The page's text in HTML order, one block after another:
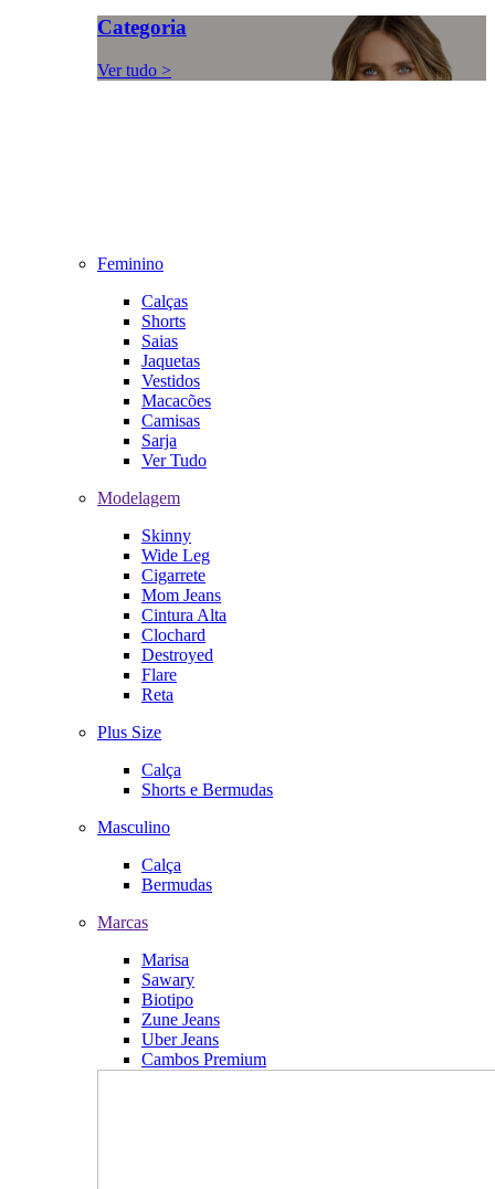
Categoria
Ver tudo >
Feminino
Calças
Shorts
Saias
Jaquetas
Vestidos
Macacões
Camisas
Sarja
Ver Tudo
Modelagem
Skinny
Wide Leg
Cigarrete
Mom Jeans
Cintura Alta
Clochard
Destroyed
Flare
Reta
Plus Size
Calça
Shorts e Bermudas
Masculino
Calça
Bermudas
Marcas
Marisa
Sawary
Biotipo
Zune Jeans
Uber Jeans
Cambos Premium